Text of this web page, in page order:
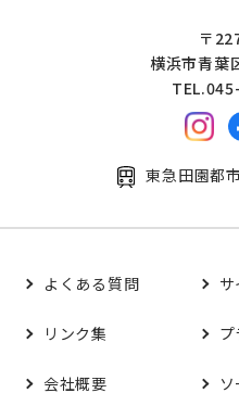
〒
横浜市青葉
東急田園都
よくある質問
リンク集
会社概要